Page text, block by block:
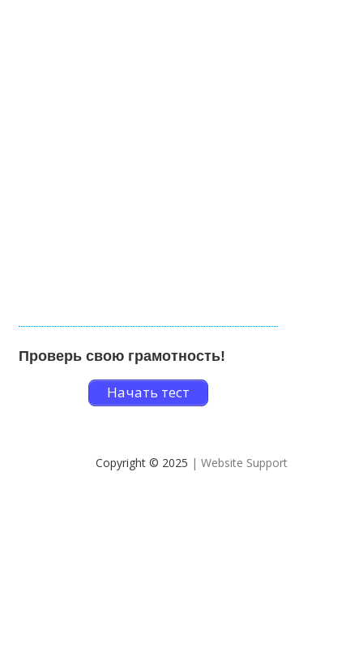
Проверь свою грамотность!
Начать тест
Copyright © 2025 | Website Support